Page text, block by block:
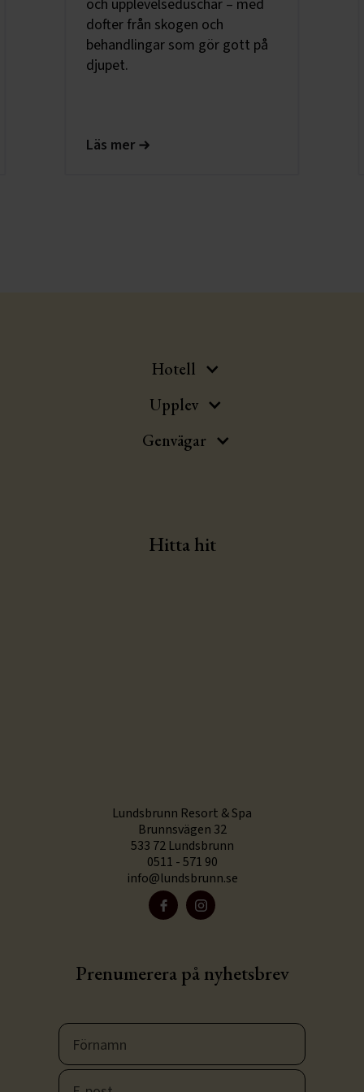
och upplevelseduschar – med
dofter från skogen och
behandlingar som gör gott på
djupet.
Läs mer
Hotell
Upplev
Genvägar
Hitta hit
Lundsbrunn Resort & Spa
Brunnsvägen 32
533 72 Lundsbrunn
0511 - 571 90
info@lundsbrunn.se
Prenumerera på nyhetsbrev